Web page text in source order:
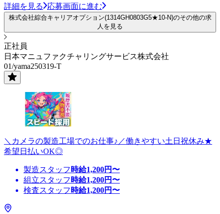
詳細を見る 応募画面に進む
株式会社綜合キャリアオプション(1314GH0803G5★10-N)のその他の求
人を見る
正社員
日本マニュファクチャリングサービス株式会社
01/yama250319-T
＼カメラの製造工場でのお仕事♪／働きやすい土日祝休み★
希望日払いOK◎
製造スタッフ 時給1,200円〜
組立スタッフ 時給1,200円〜
検査スタッフ 時給1,200円〜